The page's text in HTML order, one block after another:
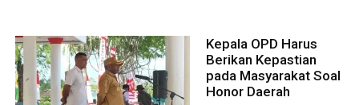
Kepala OPD Harus
Berikan Kepastian
pada Masyarakat Soal
Honor Daerah